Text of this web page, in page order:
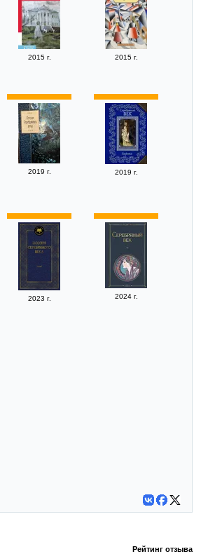
2015 г. 2015 г.
2019 г. 2019 г.
2023 г. 2024 г.
Рейтинг отзыва